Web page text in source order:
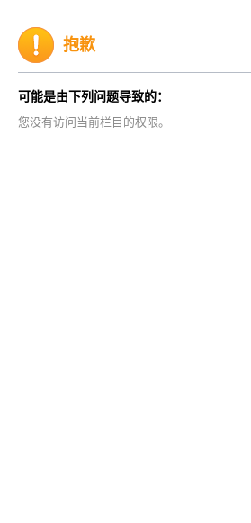
抱歉
可能是由下列问题导致的：
您没有访问当前栏目的权限。